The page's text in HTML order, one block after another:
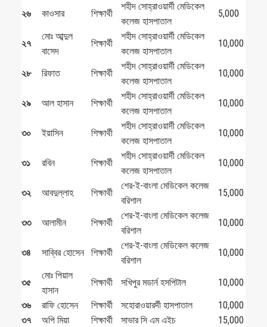
২৬ কাওসার শিক্ষার্থী
শহীদ সোহ্‌রাওয়ার্দী মেডিকেল
কলেজ হাসপাতাল
5,000
২৭
মোঃ আব্দুল
বাসেদ
শিক্ষার্থী
শহীদ সোহ্‌রাওয়ার্দী মেডিকেল
কলেজ হাসপাতাল
10,000
২৮ রিফাত শিক্ষার্থী
শহীদ সোহ্‌রাওয়ার্দী মেডিকেল
কলেজ হাসপাতাল
10,000
২৯ আল হাসান শিক্ষার্থী
শহীদ সোহ্‌রাওয়ার্দী মেডিকেল
কলেজ হাসপাতাল
10,000
৩০ ইয়াসিন শিক্ষার্থী
শহীদ সোহ্‌রাওয়ার্দী মেডিকেল
কলেজ হাসপাতাল
10,000
৩১ রবিন শিক্ষার্থী
শহীদ সোহ্‌রাওয়ার্দী মেডিকেল
কলেজ হাসপাতাল
10,000
৩২ আবদুল্লাহ শিক্ষার্থী
শের-ই-বাংলা মেডিকেল কলেজ
বরিশাল
15,000
৩৩ আলামীন শিক্ষার্থী
শের-ই-বাংলা মেডিকেল কলেজ
বরিশাল
10,000
৩৪ সাব্বির হোসেন শিক্ষার্থী
শের-ই-বাংলা মেডিকেল কলেজ
বরিশাল
10,000
৩৫
মোঃ পিয়াল
হাসান
শিক্ষার্থী সখিপুর মডার্ন হসপিটাল
10,000
৩৬
রাফি হোসেন শিক্ষার্থী সহোরাওয়ারর্দী হাসপাতাল
10,000
৩৭
অপি মিয়া শিক্ষার্থী সাভার সি এম এইচ
15,000